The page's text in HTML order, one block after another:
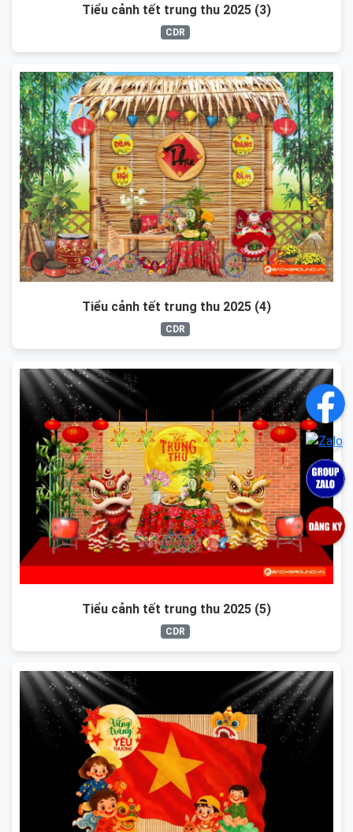
Tiểu cảnh tết trung thu 2025 (3)
CDR
Tiểu cảnh tết trung thu 2025 (4)
CDR
Tiểu cảnh tết trung thu 2025 (5)
CDR